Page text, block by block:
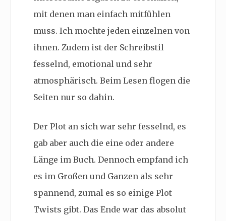
mit denen man einfach mitfühlen
muss. Ich mochte jeden einzelnen von
ihnen. Zudem ist der Schreibstil
fesselnd, emotional und sehr
atmosphärisch. Beim Lesen flogen die
Seiten nur so dahin.
Der Plot an sich war sehr fesselnd, es
gab aber auch die eine oder andere
Länge im Buch. Dennoch empfand ich
es im Großen und Ganzen als sehr
spannend, zumal es so einige Plot
Twists gibt. Das Ende war das absolut